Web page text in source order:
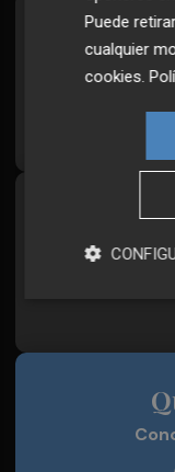
Todos los
Plaza
Puede
cualquier
cookies.